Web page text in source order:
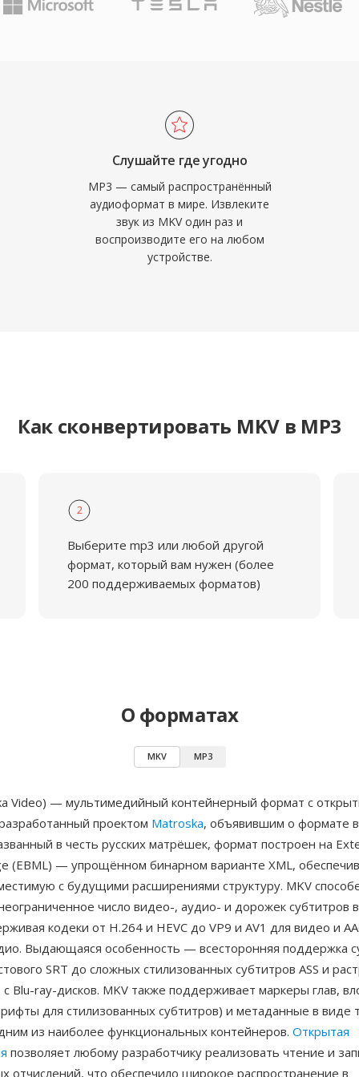
с
Слушайте где угодно
MP3 — самый распространённый
аудиоформат в мире. Извлеките
звук из MKV один раз и
воспроизводите его на любом
устройстве.
Как сконвертировать MKV в MP3
2
Выберите mp3 или любой другой
формат, который вам нужен (более
200 поддерживаемых форматов)
О форматах
MKV MP3
Video) — мультимедийный контейнерный формат с
проектом Matroska, объявившим о формате
в честь русских матрёшек, формат построен на
(EBML) — упрощённом бинарном варианте XML,
с будущими расширениями структуру. MKV
число видео-, аудио- и дорожек субтитров
кодеки от H.264 и HEVC до VP9 и AV1 для видео и
Выдающаяся особенность — всесторонняя поддержка
SRT до сложных стилизованных субтитров ASS и
Blu-ray-дисков. MKV также поддерживает маркеры глав,
для стилизованных субтитров) и метаданные в виде
из наиболее функциональных контейнеров. Открытая
позволяет любому разработчику реализовать чтение и
отчислений, что обеспечило широкое распространение в